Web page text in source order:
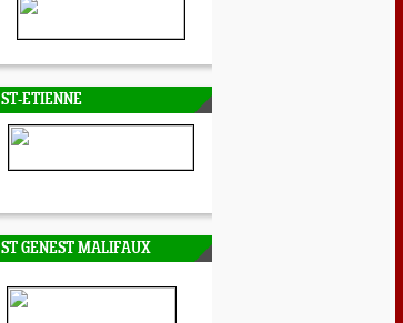
ST-ETIENNE
ST GENEST MALIFAUX